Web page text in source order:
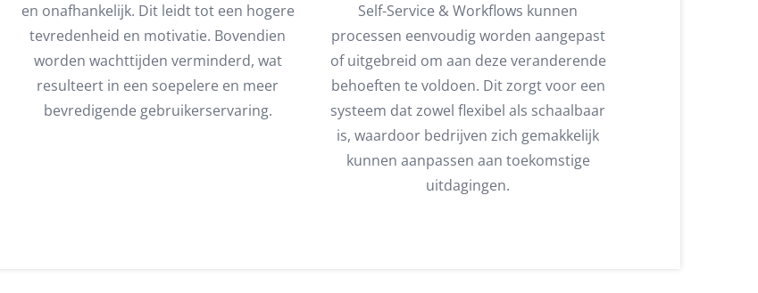
en onafhankelijk. Dit leidt tot een hogere
tevredenheid en motivatie. Bovendien
worden wachttijden verminderd, wat
resulteert in een soepelere en meer
bevredigende gebruikerservaring.
Self-Service & Workflows kunnen
processen eenvoudig worden aangepast
of uitgebreid om aan deze veranderende
behoeften te voldoen. Dit zorgt voor een
systeem dat zowel flexibel als schaalbaar
is, waardoor bedrijven zich gemakkelijk
kunnen aanpassen aan toekomstige
uitdagingen.